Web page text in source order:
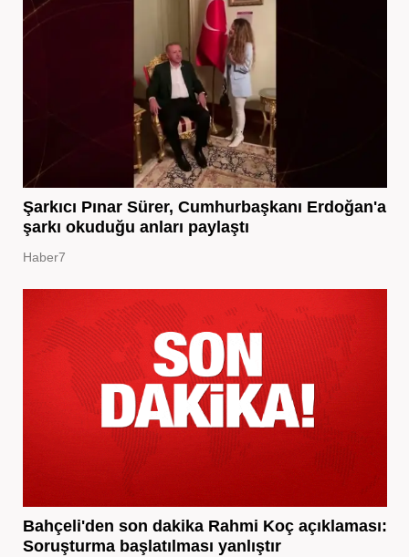
Şarkıcı Pınar Sürer, Cumhurbaşkanı Erdoğan'a
şarkı okuduğu anları paylaştı
Haber7
Bahçeli'den son dakika Rahmi Koç açıklaması:
Soruşturma başlatılması yanlıştır